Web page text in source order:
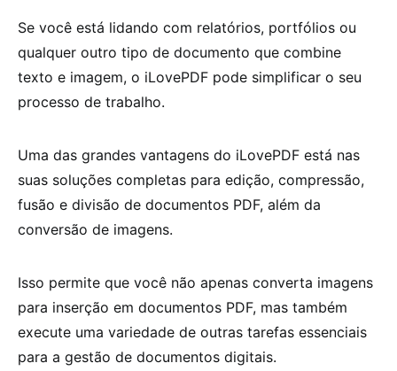
Se você está lidando com relatórios, portfólios ou
qualquer outro tipo de documento que combine
texto e imagem, o iLovePDF pode simplificar o seu
processo de trabalho.
Uma das grandes vantagens do iLovePDF está nas
suas soluções completas para edição, compressão,
fusão e divisão de documentos PDF, além da
conversão de imagens.
Isso permite que você não apenas converta imagens
para inserção em documentos PDF, mas também
execute uma variedade de outras tarefas essenciais
para a gestão de documentos digitais.